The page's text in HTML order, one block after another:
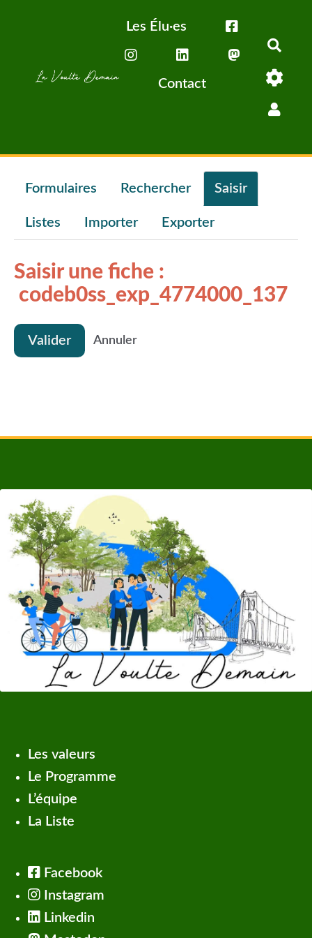
Aller au contenu principal
Les Élu·es
Contact
Formulaires Rechercher Saisir
Listes Importer Exporter
Saisir une fiche :
codeb0ss_exp_4774000_137
Valider Annuler
Les valeurs
Le Programme
L’équipe
La Liste
Facebook
Instagram
Linkedin